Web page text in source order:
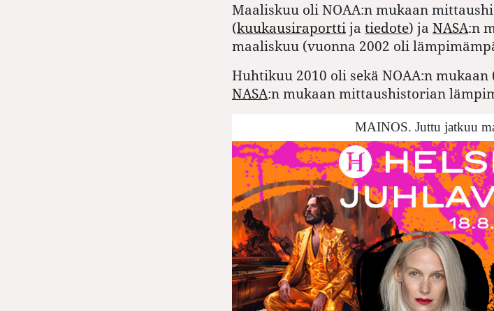
Maaliskuu oli NOAA:n mukaan
(kuukausiraportti ja tiedote) ja NASA:n
maaliskuu (vuonna 2002 oli
Huhtikuu 2010 oli sekä NOAA:n mukaan
NASA:n mukaan mittaushistorian
MAINOS. Juttu jatkuu